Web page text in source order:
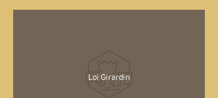
Loi Girardin